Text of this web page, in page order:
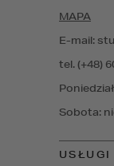
USŁUGI
Sobota:
E-mail:
tel. (+48)
MAPA